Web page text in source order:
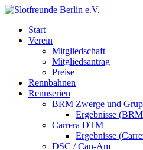
Start
Verein
Mitgliedschaft
Mitgliedsantrag
Preise
Rennbahnen
Rennserien
BRM Zwerge und
Ergebnisse
Carrera DTM
Ergebnisse
DSC / Can-Am